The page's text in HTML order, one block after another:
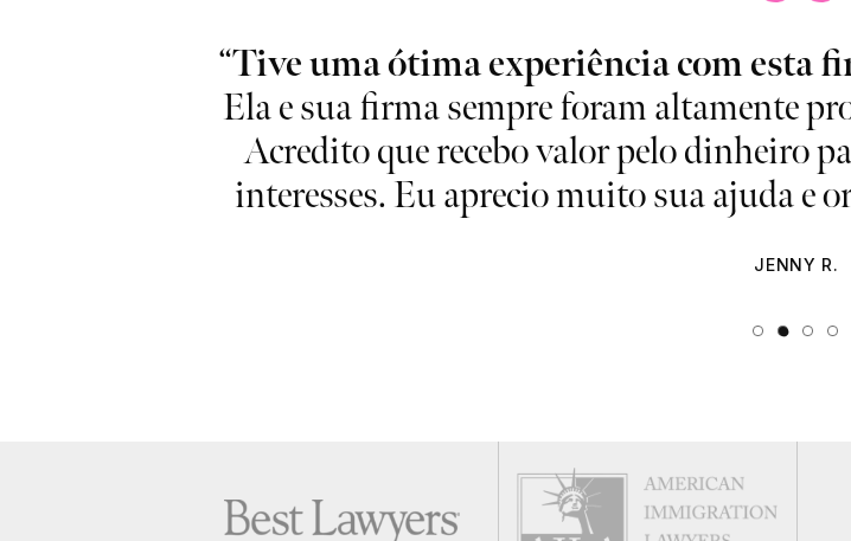
“Tive uma ótima experiência com esta
Ela e sua firma sempre foram altamente
Acredito que recebo valor pelo dinheiro
interesses. Eu aprecio muito sua ajuda e
JENNY R.